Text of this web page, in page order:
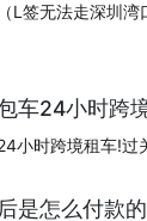
L签无法走深圳湾
车24小时跨
小时跨境租车!
是怎么付款的